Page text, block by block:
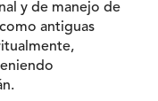
y de manejo de
antiguas